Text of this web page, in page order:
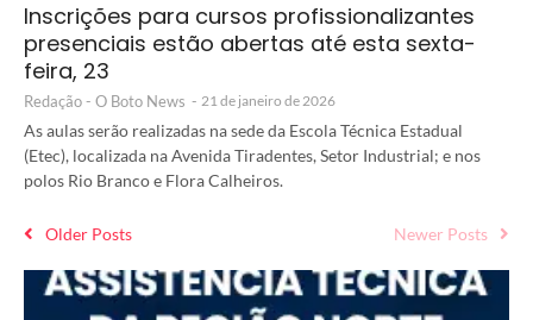
Inscrições para cursos profissionalizantes
presenciais estão abertas até esta sexta-
feira, 23
Redação - O Boto News - 21 de janeiro de 2026
As aulas serão realizadas na sede da Escola Técnica Estadual
(Etec), localizada na Avenida Tiradentes, Setor Industrial; e nos
polos Rio Branco e Flora Calheiros.
Older Posts Newer Posts